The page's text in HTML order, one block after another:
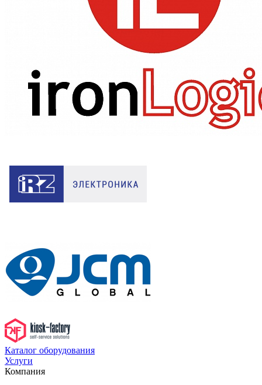
Каталог оборудования
Услуги
Компания